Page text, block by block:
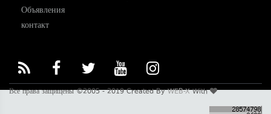
Объявления
контакт
Все права защищены ©2005 - 2019 Created ByWEB-XWith